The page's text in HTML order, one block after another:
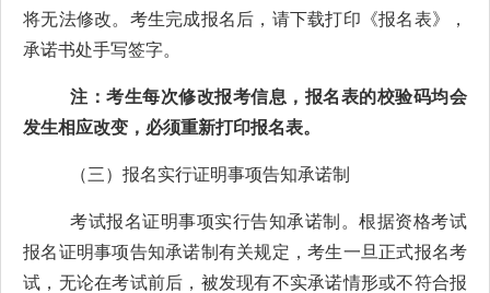
将无法修改。考生完成报名后，请下载打印《报名表》
，
承诺书处手写签字。
注：考生每次修改报考信息，报名表的校验码均会
发生相应改变，必须重新打印报名表。
（三）报名实行证明事项告知承诺制
考试报名证明事项实行告知承诺制。根据资格考试
报名证明事项告知承诺制有关规定，考生一旦正式报名考
试，无论在考试前后，被发现有不实承诺情形或不符合报